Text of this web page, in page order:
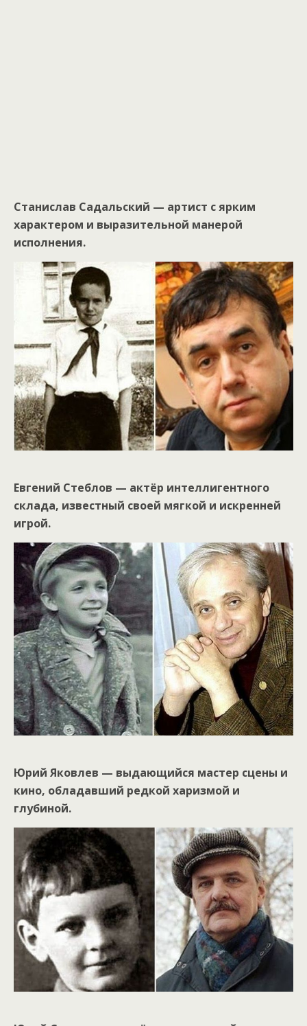
Станислав Садальский — артист с ярким
характером и выразительной манерой
исполнения.
Евгений Стеблов — актёр интеллигентного
склада, известный своей мягкой и искренней
игрой.
Юрий Яковлев — выдающийся мастер сцены и
кино, обладавший редкой харизмой и
глубиной.